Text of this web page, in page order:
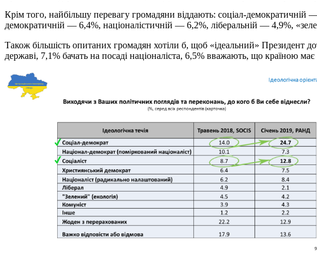
Крім того, найбільшу перевагу громадяни віддають: соціал-
демократичній — 6,4%, націоналістичній — 6,2%, ліберальній — 4,9%,
Також більшість опитаних громадян хотіли б, щоб «ідеальний» Президент
державі, 7,1% бачать на посаді націоналіста, 6,5% вважають, що країною має